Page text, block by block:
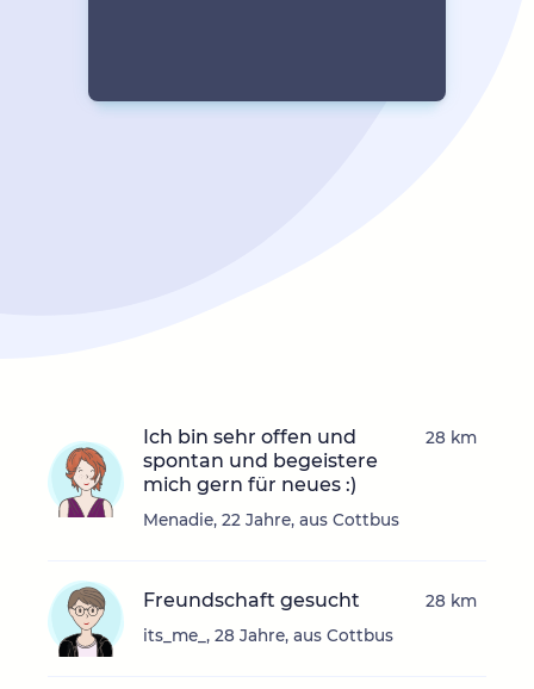
Ich bin sehr offen und
spontan und begeistere
mich gern für neues :)
Menadie, 22 Jahre, aus Cottbus
28 km
Freundschaft gesucht
its_me_, 28 Jahre, aus Cottbus
28 km